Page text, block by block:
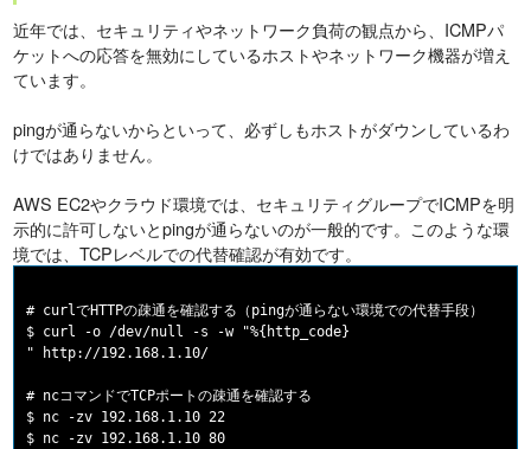
近年では、セキュリティやネットワーク負荷の観点から、ICMPパ
ケットへの応答を無効にしているホストやネットワーク機器が増え
ています。
pingが通らないからといって、必ずしもホストがダウンしているわ
けではありません。
AWS EC2やクラウド環境では、セキュリティグループでICMPを明
示的に許可しないとpingが通らないのが一般的です。このような環
境では、TCPレベルでの代替確認が有効です。
# curlでHTTPの疎通を確認する（pingが通らない環境での代替手段）
$ curl -o /dev/null -s -w "%{http_code}
" http://192.168.1.10/
# ncコマンドでTCPポートの疎通を確認する
$ nc -zv 192.168.1.10 22
$ nc -zv 192.168.1.10 80